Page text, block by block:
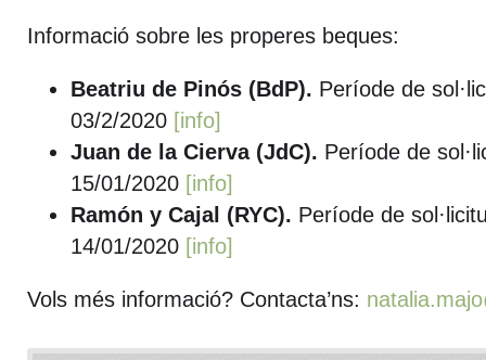
Informació sobre les properes beques:
Beatriu de Pinós (BdP). Període de
03/2/2020 [info]
Juan de la Cierva (JdC). Període de
15/01/2020 [info]
Ramón y Cajal (RYC). Període de
14/01/2020 [info]
Vols més informació? Contacta’ns: